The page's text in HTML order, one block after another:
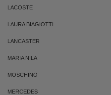
LACOSTE
LAURA BIAGIOTTI
LANCASTER
MARIA NILA
MOSCHINO
MERCEDES